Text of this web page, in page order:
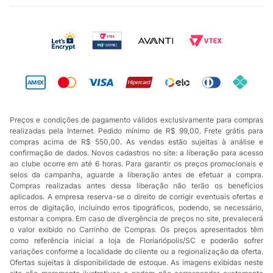
Preços e condições de pagamento válidos exclusivamente para compras
realizadas pela Internet. Pedido mínimo de R$ 99,00. Frete grátis para
compras acima de R$ 550,00. As vendas estão sujeitas à análise e
confirmação de dados. Novos cadastros no site: a liberação para acesso
ao clube ocorre em até 6 horas. Para garantir os preços promocionais e
selos da campanha, aguarde a liberação antes de efetuar a compra.
Compras realizadas antes dessa liberação não terão os benefícios
aplicados. A empresa reserva-se o direito de corrigir eventuais ofertas e
erros de digitação, incluindo erros tipográficos, podendo, se necessário,
estornar a compra. Em caso de divergência de preços no site, prevalecerá
o valor exibido no Carrinho de Compras. Os preços apresentados têm
como referência inicial a loja de Florianópolis/SC e poderão sofrer
variações conforme a localidade do cliente ou a regionalização da oferta.
Ofertas sujeitas à disponibilidade de estoque. As imagens exibidas neste